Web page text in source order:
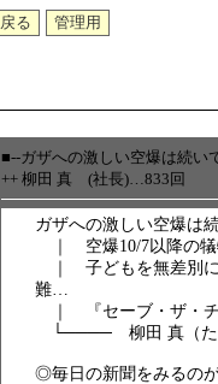
■--ガザへの激しい空爆は続い
++ 柳田 真 (社長)…833回
ガザへの激しい空爆は
｜ 空爆10/7以降の犠
｜ 子どもを無差別に
難…
｜ 『セーブ・ザ・
└──── 柳田 真（た
◎毎日の新聞をみるの